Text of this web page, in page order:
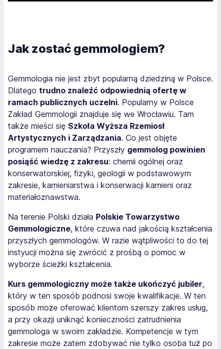
Jak zostać gemmologiem?
Gemmologia nie jest zbyt popularną dziedziną w Polsce.
Dlatego trudno znaleźć odpowiednią ofertę w
ramach publicznych uczelni. Popularny w Polsce
Zakład Gemmologii znajduje się we Wrocławiu. Tam
także mieści się Szkoła Wyższa Rzemiosł
Artystycznych i Zarządzania. Co jest objęte
programem nauczania? Przyszły gemmolog powinien
posiąść wiedzę z zakresu: chemii ogólnej oraz
konserwatorskiej, fizyki, geologii w podstawowym
zakresie, kamieniarstwa i konserwacji kamieni oraz
materiałoznawstwa.
Na terenie Polski działa Polskie Towarzystwo
Gemmologiczne, które czuwa nad jakością kształcenia
przyszłych gemmologów. W razie wątpliwości to do tej
instyucji można się zwrócić z prośbą o pomoc w
wyborze ścieżki kształcenia.
Kurs gemmologiczny może także ukończyć jubiler,
który w ten sposób podnosi swoje kwalifikacje. W ten
sposób może oferować klientom szerszy zakres usług,
a przy okazji uniknąć konieczności zatrudnienia
gemmologa w swoim zakładzie. Kompetencje w tym
zakresie może zatem zdobywać nie tylko osoba tuż po